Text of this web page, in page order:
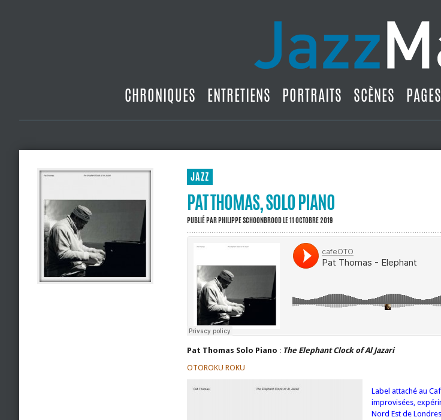
CHRONIQUES ENTRETIENS PORTRAITS SCÈNES
JAZZ
PAT THOMAS, SOLO PIANO
PUBLIÉ PARPHILIPPE SCHOONBROODLE 11 OCTOBRE 2019
Pat Thomas Solo Piano : The Elephant Clock of Al Jazari
OTOROKU ROKU
Label attaché au
improvisées,
Nord Est de